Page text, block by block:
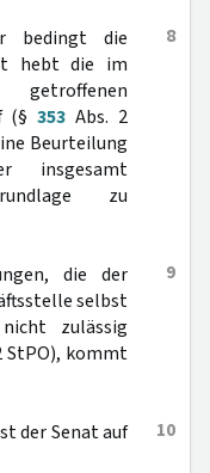
8
bedingt die
hebt die im
(§353 Abs. 2
Beurteilung
insgesamt
zu
9
die der
selbst
zulässig
StPO), kommt
10
der Senat auf